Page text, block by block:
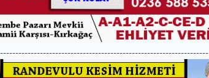
--------------------------------------------------------------------